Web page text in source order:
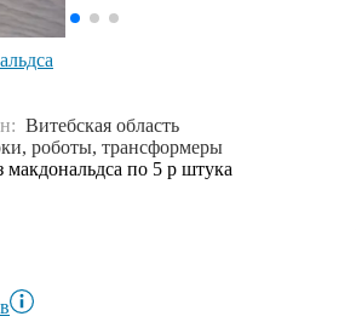
Витебская область
роботы, трансформеры
по 5 р штука